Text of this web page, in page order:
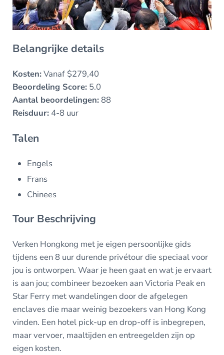
Belangrijke details
Kosten:Vanaf $279,40
Beoordeling Score:5.0
Aantal beoordelingen:88
Reisduur:4-8 uur
Talen
Engels
Frans
Chinees
Tour Beschrijving
Verken Hongkong met je eigen persoonlijke gids
tijdens een 8 uur durende privétour die speciaal voor
jou is ontworpen. Waar je heen gaat en wat je ervaart
is aan jou; combineer bezoeken aan Victoria Peak en
Star Ferry met wandelingen door de afgelegen
enclaves die maar weinig bezoekers van Hong Kong
vinden. Een hotel pick-up en drop-off is inbegrepen,
maar vervoer, maaltijden en entreegelden zijn op
eigen kosten.